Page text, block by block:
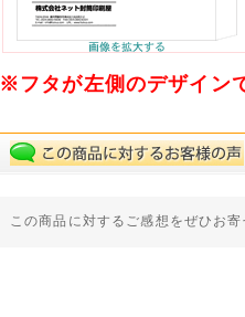
※フタが左側のデザイン
この商品に対するご感想をぜひお